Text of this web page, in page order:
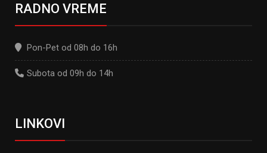
RADNO VREME
Pon-Pet od 08h do 16h
Subota od 09h do 14h
LINKOVI